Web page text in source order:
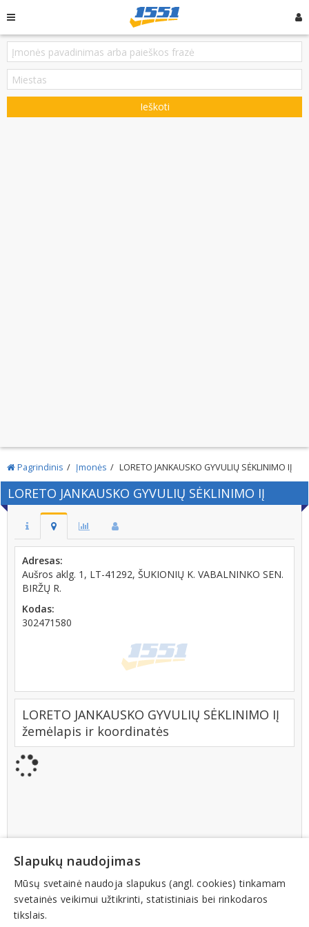
Ieškoti
Pagrindinis Įmonės LORETO JANKAUSKO GYVULIŲ SĖKLINIMO IĮ
LORETO JANKAUSKO GYVULIŲ SĖKLINIMO IĮ
Adresas:
Aušros aklg. 1, LT-41292, ŠUKIONIŲ K. VABALNINKO SEN.
BIRŽŲ R.
Kodas:
302471580
LORETO JANKAUSKO GYVULIŲ SĖKLINIMO IĮ
žemėlapis ir koordinatės
Slapukų naudojimas
Mūsų svetainė naudoja slapukus (angl. cookies) tinkamam
svetainės veikimui užtikrinti, statistiniais bei rinkodaros
tikslais.